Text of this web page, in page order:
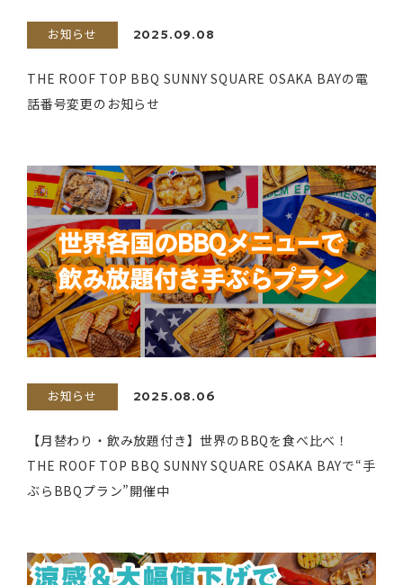
お知らせ 2025.09.08
THE ROOF TOP BBQ SUNNY SQUARE OSAKA BAYの電
話番号変更のお知らせ
お知らせ 2025.08.06
【月替わり・飲み放題付き】世界のBBQを食べ比べ！
THE ROOF TOP BBQ SUNNY SQUARE OSAKA BAYで“手
ぶらBBQプラン”開催中